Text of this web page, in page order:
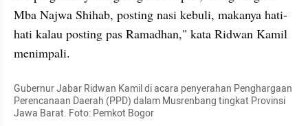
Mba Najwa Shihab, posting nasi kebuli, makanya hati-
hati kalau posting pas Ramadhan," kata Ridwan Kamil
menimpali.
Gubernur Jabar Ridwan Kamil di acara penyerahan Penghargaan
Perencanaan Daerah (PPD) dalam Musrenbang tingkat Provinsi
Jawa Barat. Foto: Pemkot Bogor